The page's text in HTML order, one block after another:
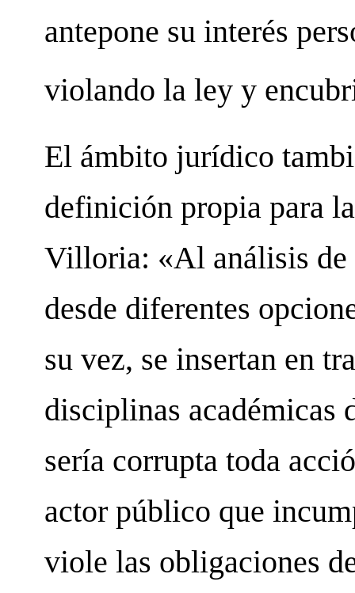
antepone su interés
violando la ley y
El ámbito jurídico
definición propia para
Villoria: «Al análisis de
desde diferentes
su vez, se insertan en
disciplinas académicas
sería corrupta toda
actor público que
viole las obligaciones